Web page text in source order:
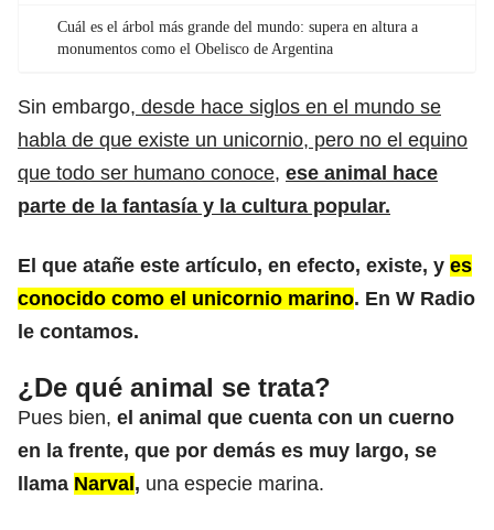
Cuál es el árbol más grande del mundo: supera en altura a
monumentos como el Obelisco de Argentina
Sin embargo, desde hace siglos en el mundo se
habla de que existe un unicornio, pero no el equino
que todo ser humano conoce, ese animal hace
parte de la fantasía y la cultura popular.
El que atañe este artículo, en efecto, existe, y es
conocido como el unicornio marino. En W Radio
le contamos.
¿De qué animal se trata?
Pues bien, el animal que cuenta con un cuerno
en la frente, que por demás es muy largo, se
llama Narval, una especie marina.